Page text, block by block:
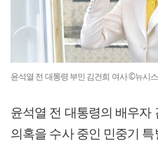
윤석열 전 대통령 부인 김건희 여사 ©뉴시스
윤석열 전 대통령의 배우자
의혹을 수사 중인 민중기